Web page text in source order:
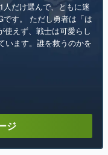
人だけ選んで、ともに迷
す。 ただし勇者は「は
使えず、戦士は可愛らし
います。誰を救うのかを
ジ